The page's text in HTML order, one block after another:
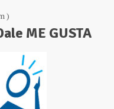
)
ME GUSTA